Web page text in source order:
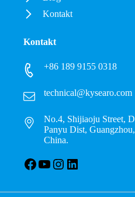
Kontakt
Kontakt
+86 189 9155 0318
technical@kysearo.com
No.4, Shijiaoju Street,
Panyu Dist,
China.
Facebook
YouTube
Instagram
LinkedIn